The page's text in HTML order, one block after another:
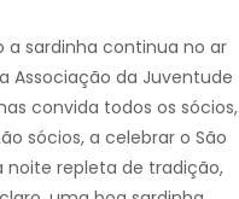
a sardinha continua no ar
Associação da Juventude
convida todos os sócios,
sócios, a celebrar o São
noite repleta de tradição,